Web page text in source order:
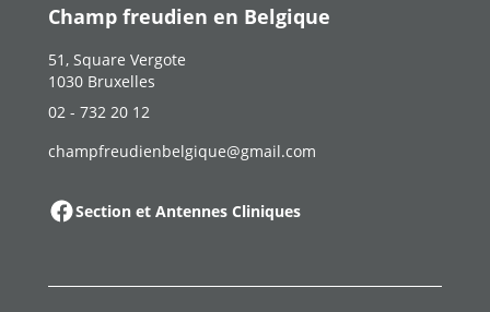
Champ freudien en Belgique
51, Square Vergote
1030 Bruxelles
02 - 732 20 12
champfreudienbelgique@gmail.com
Section et Antennes Cliniques